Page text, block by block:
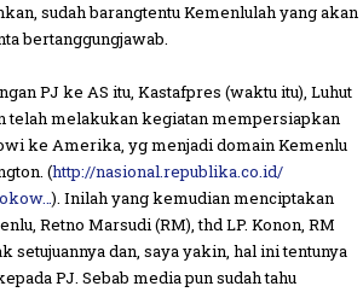
sudah barangtentu Kemenlulah yang akan
bertanggungjawab.
PJ ke AS itu, Kastafpres (waktu itu), Luhut
telah melakukan kegiatan mempersiapkan
ke Amerika, yg menjadi domain Kemenlu
(http://nasional.republika.co.id/
). Inilah yang kemudian menciptakan
Retno Marsudi (RM), thd LP. Konon, RM
setujuannya dan, saya yakin, hal ini tentunya
PJ. Sebab media pun sudah tahu